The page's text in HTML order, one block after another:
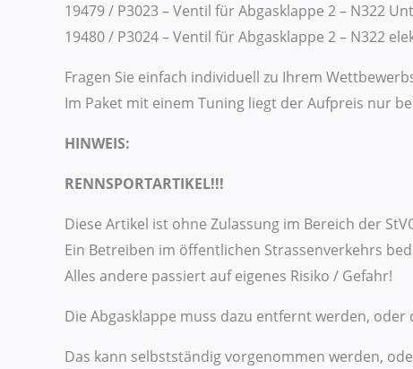
19479 / P3023 – Ventil für Abgasklappe 2 – N322
19480 / P3024 – Ventil für Abgasklappe 2 – N322
Fragen Sie einfach individuell zu Ihrem
Im Paket mit einem Tuning liegt der Aufpreis nur
HINWEIS:
RENNSPORTARTIKEL!!!
Diese Artikel ist ohne Zulassung im Bereich der
Ein Betreiben im öffentlichen Strassenverkehrs
Alles andere passiert auf eigenes Risiko / Gefahr!
Die Abgasklappe muss dazu entfernt werden,
Das kann selbstständig vorgenommen werden,